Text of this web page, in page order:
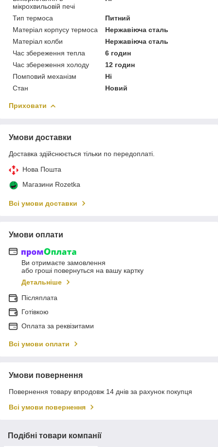
мікрохвильовій печі
Тип термоса
Питний
Матеріал корпусу термоса
Нержавіюча сталь
Матеріал колби
Нержавіюча сталь
Час збереження тепла
6 годин
Час збереження холоду
12 годин
Помповий механізм
Ні
Стан
Новий
Приховати
Умови доставки
Доставка здійснюється тільки по передоплаті.
Нова Пошта
Магазини Rozetka
Всі умови доставки
Умови оплати
Ви отримаєте замовлення
або гроші повернуться на вашу картку
Детальніше
Післяплата
Готівкою
Оплата за реквізитами
Всі умови оплати
Умови повернення
Повернення товару впродовж 14 днів за рахунок покупця
Всі умови повернення
Подібні товари компанії